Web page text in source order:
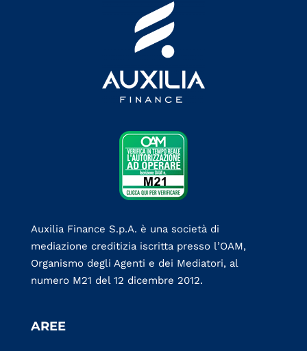
Auxilia Finance S.p.A. è una società di
mediazione creditizia iscritta presso l’OAM,
Organismo degli Agenti e dei Mediatori, al
numero M21 del 12 dicembre 2012.
AREE